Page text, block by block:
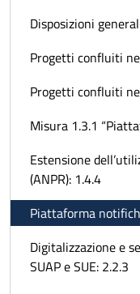
Disposizioni
Progetti confluiti
Progetti confluiti
Misura 1.3.1
Estensione
(ANPR): 1.4.4
Piattaforma
Digitalizzazione e
SUAP e SUE: 2.2.3